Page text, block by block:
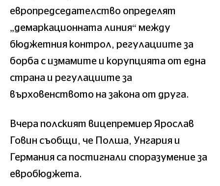
европредседателство определят
„демаркационната линия“ между
бюджетния контрол, регулациите за
борба с измамите и корупцията от една
страна и регулациите за
върховенството на закона от друга.
Вчера полският вицепремиер Ярослав
Говин съобщи, че Полша, Унгария и
Германия са постигнали споразумение за
евробюджета.